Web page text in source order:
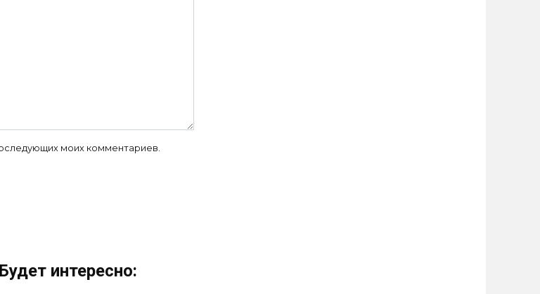
моих комментариев.
Будет интересно: